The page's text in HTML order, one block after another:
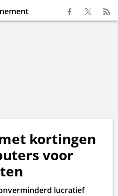
kortingen
voor
lucratief